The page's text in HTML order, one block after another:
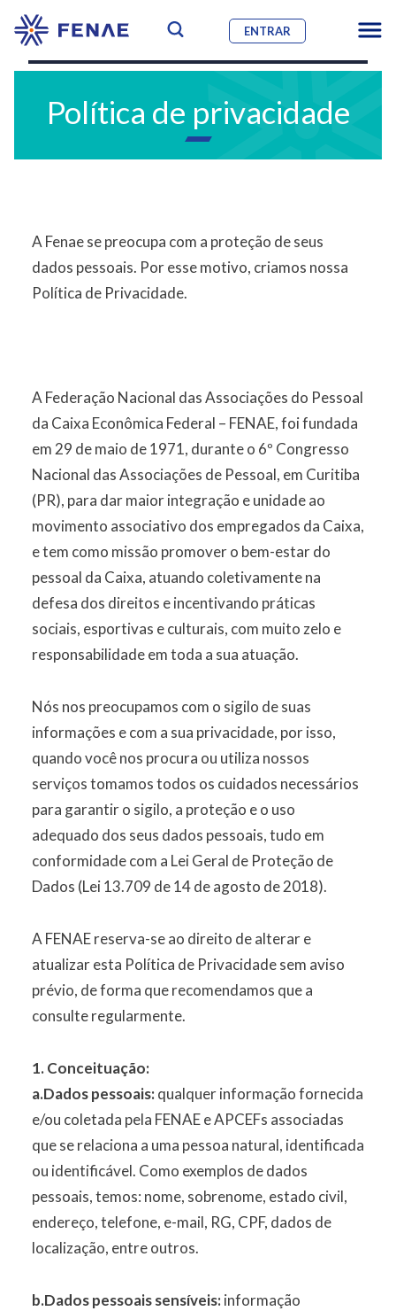
ENTRAR
Política de privacidade
A Fenae se preocupa com a proteção de seus
dados pessoais. Por esse motivo, criamos nossa
Política de Privacidade.
A Federação Nacional das Associações do Pessoal
da Caixa Econômica Federal – FENAE, foi fundada
em 29 de maio de 1971, durante o 6º Congresso
Nacional das Associações de Pessoal, em Curitiba
(PR), para dar maior integração e unidade ao
movimento associativo dos empregados da Caixa,
e tem como missão promover o bem-estar do
pessoal da Caixa, atuando coletivamente na
defesa dos direitos e incentivando práticas
sociais, esportivas e culturais, com muito zelo e
responsabilidade em toda a sua atuação.
Nós nos preocupamos com o sigilo de suas
informações e com a sua privacidade, por isso,
quando você nos procura ou utiliza nossos
serviços tomamos todos os cuidados necessários
para garantir o sigilo, a proteção e o uso
adequado dos seus dados pessoais, tudo em
conformidade com a Lei Geral de Proteção de
Dados (Lei 13.709 de 14 de agosto de 2018).
A FENAE reserva-se ao direito de alterar e
atualizar esta Política de Privacidade sem aviso
prévio, de forma que recomendamos que a
consulte regularmente.
1. Conceituação:
a.Dados pessoais:qualquer informação fornecida
e/ou coletada pela FENAE e APCEFs associadas
que se relaciona a uma pessoa natural, identificada
ou identificável. Como exemplos de dados
pessoais, temos: nome, sobrenome, estado civil,
endereço, telefone, e-mail, RG, CPF, dados de
localização, entre outros.
b.Dados pessoais sensíveis:informação